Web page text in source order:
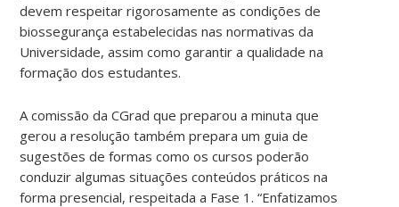
devem respeitar rigorosamente as condições de
biossegurança estabelecidas nas normativas da
Universidade, assim como garantir a qualidade na
formação dos estudantes.
A comissão da CGrad que preparou a minuta que
gerou a resolução também prepara um guia de
sugestões de formas como os cursos poderão
conduzir algumas situações conteúdos práticos na
forma presencial, respeitada a Fase 1. “Enfatizamos